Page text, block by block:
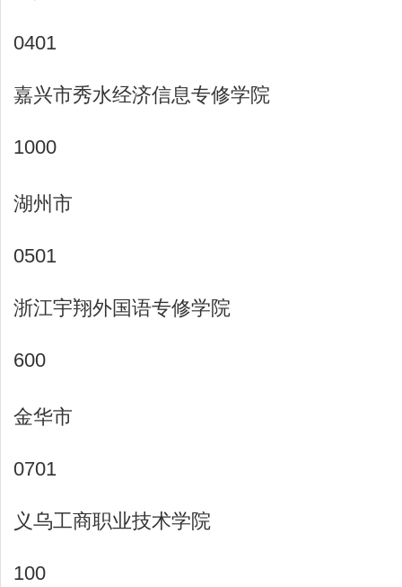
0401
嘉兴市秀水经济信息专修学院
1000
湖州市
0501
浙江宇翔外国语专修学院
600
金华市
0701
义乌工商职业技术学院
100